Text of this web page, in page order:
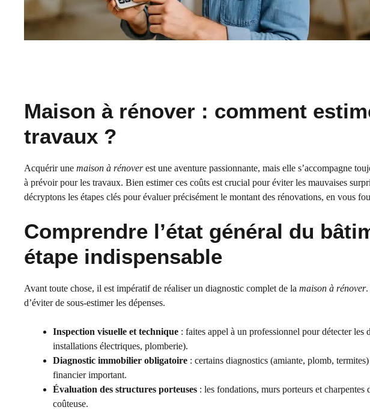
Maison à rénover : comment
travaux ?
Acquérir une maison à rénoverest une aventure passionnante, mais elle s’accompagne
à prévoir pour les travaux. Bien estimer ces coûts est crucial pour éviter les mauvaises
décryptons les étapes clés pour évaluer précisément le montant des rénovations, en vous
Comprendre l’état général du
étape indispensable
Avant toute chose, il est impératif de réaliser un diagnostic complet de la maison à rénover.
d’éviter de sous-estimer les dépenses.
Inspection visuelle et technique : faites appel à un professionnel pour détecter
installations électriques, plomberie).
Diagnostic immobilier obligatoire : certains diagnostics (amiante, plomb,
financier important.
Évaluation des structures porteuses : les fondations, murs porteurs et
coûteuse.